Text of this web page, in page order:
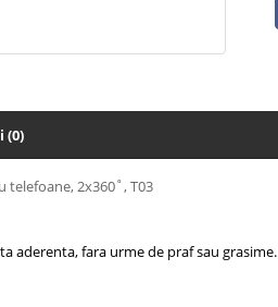
(0)
2x360˚, T03
aderenta, fara urme de praf sau grasime.